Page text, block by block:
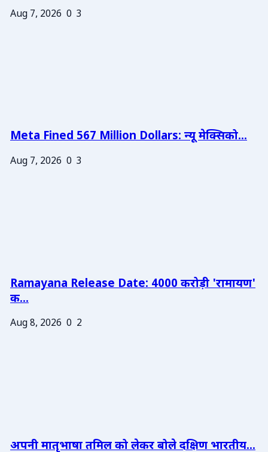
Aug 7, 2026 0 3
Meta Fined 567 Million Dollars: न्यू मेक्सिको...
Aug 7, 2026 0 3
Ramayana Release Date: 4000 करोड़ी 'रामायण'
क...
Aug 8, 2026 0 2
अपनी मातृभाषा तमिल को लेकर बोले दक्षिण भारतीय...